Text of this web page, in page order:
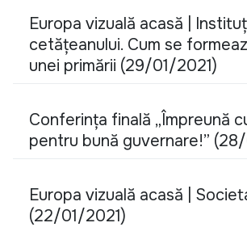
Europa vizuală acasă |
cetățeanului. Cum se
unei primării (29/01/2021)
Conferința finală „Împreună
pentru bună guvernare!”
Europa vizuală acasă |
(22/01/2021)